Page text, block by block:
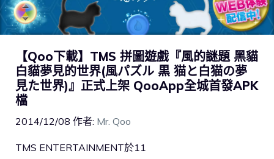
【Qoo下載】TMS 拼圖遊戲『風的謎題 黑貓
白貓夢見的世界(風パズル 黒 猫と白猫の夢
見た世界)』正式上架 QooApp全城首發APK
檔
2014/12/08 作者: Mr. Qoo
TMS ENTERTAINMENT於11